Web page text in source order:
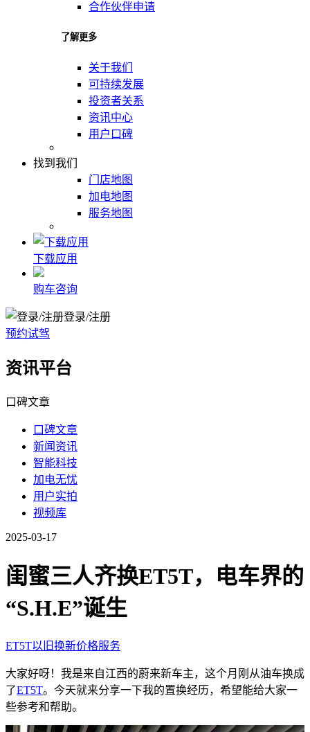
合作伙伴申请
了解更多
关于我们
可持续发展
投资者关系
资讯中心
用户口碑
找到我们
门店地图
加电地图
服务地图
下载应用
购车咨询
登录/注册
预约试驾
资讯平台
口碑文章
口碑文章
新闻资讯
智能科技
加电无忧
用户实拍
视频库
2025-03-17
闺蜜三人齐换ET5T，电车界的
“S.H.E”诞生
ET5T以旧换新价格服务
大家好呀！我是来自江西的蔚来新车主，这个月刚从油车换成
了ET5T。今天就来分享一下我的置换经历，希望能给大家一
些参考和帮助。